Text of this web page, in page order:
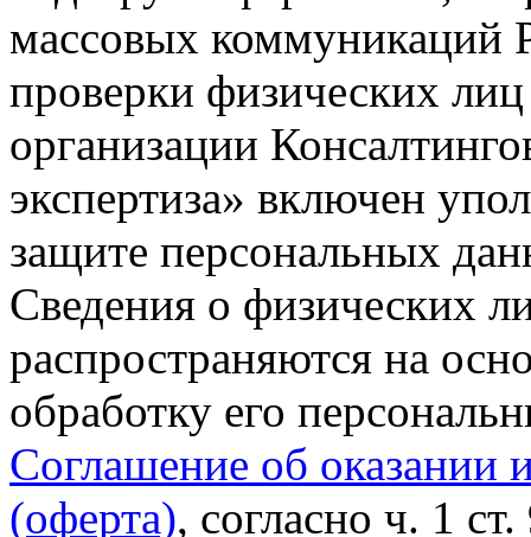
массовых коммуникаций
проверки физических
организации
экспертиза» включен
защите персональных
Сведения о физических
распространяются на
обработку его
Соглашение об оказании
(оферта), согласно ч. 1